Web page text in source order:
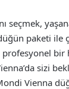
seçmek,
paketi ile
bir
sizi
Vienna